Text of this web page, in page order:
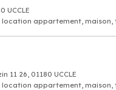
UCCLE
location appartement, maison,
11 26, 01180 UCCLE
location appartement, maison,